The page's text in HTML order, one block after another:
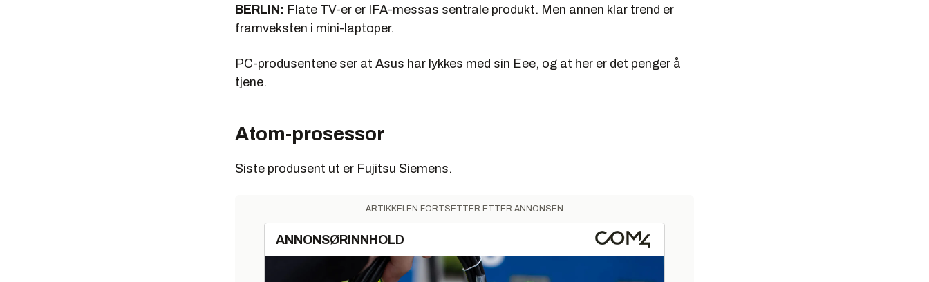
BERLIN: Flate TV-er er IFA-messas sentrale produkt. Men annen klar trend er
framveksten i mini-laptoper.
PC-produsentene ser at Asus har lykkes med sin Eee, og at her er det penger å
tjene.
Atom-prosessor
Siste produsent ut er Fujitsu Siemens.
ARTIKKELEN FORTSETTER ETTER ANNONSEN
ANNONSØRINNHOLD